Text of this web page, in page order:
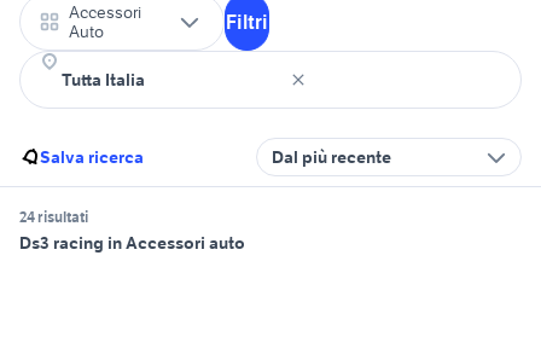
Accessori
Auto
Filtri
Salva ricerca Dal più recente
24 risultati
Ds3 racing in Accessori auto